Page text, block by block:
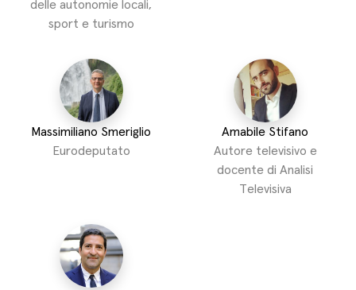
delle autonomie locali,
sport e turismo
Massimiliano Smeriglio
Eurodeputato
Amabile Stifano
Autore televisivo e
docente di Analisi
Televisiva